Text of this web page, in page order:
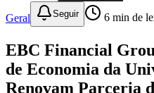
Bairros de Barueri
Selecione sua regiãoPara notícias
AldeiaAldeia da Serra Aldeia de
JubranBelvalBethavilleBoa
Geral Seguir 6 min de
EBC Financial
de Economia da
Renovam Parceria